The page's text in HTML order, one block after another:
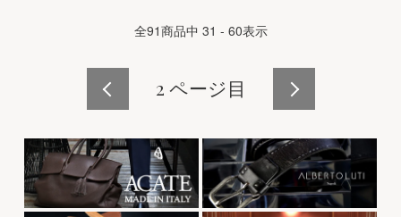
全91商品中 31 - 60表示
2 ページ目